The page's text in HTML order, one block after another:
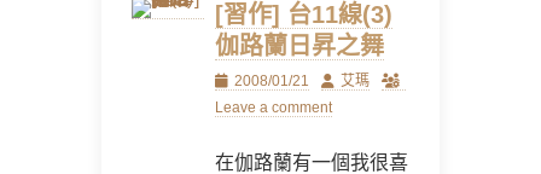
[習作] 台11線(3)
伽路蘭日昇之舞
Posted
on
2008/01/21 Author
艾瑪
Leave a comment
在伽路蘭有一個我很喜